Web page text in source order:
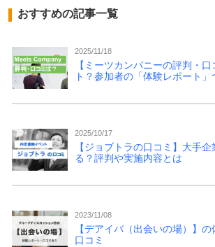
おすすめの記事一覧
2025/11/18
【ミーツカンパニーの評判・
ト？参加者の「体験レポート」
2025/10/17
【ジョブトラの口コミ】大手
る？評判や実施内容とは
2023/11/08
【デアイバ（出会いの場）】
口コミ